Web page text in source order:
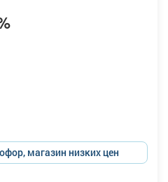
магазин низких цен